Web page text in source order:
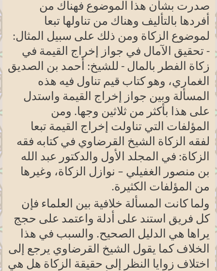
صدرت بشأن هذا الموضوع فهناك من
أفردها بالتأليف وهناك من تناولها تبعا
لموضوع الزكاة ومن ذلك على سبيل المثال:
- تحقيق الآمال في جواز إخراج القيمة في
زكاة الفطر بالمال - للشيخ: أحمد بن الصديق
الغماري، وهو كتاب قيم تناول فيه هذه
المسألة وبين جواز إخراج القيمة واستدل
على هذا بأكثر من ثلاثين وجها. ومن
المؤلفات التي تناولت إخراج القيمة تبعا
لفقه الزكاة الشيخ القرضاوي في كتابه فقه
الزكاة: في المجلد الأول والدكتور عبد الله
بن منصور الغفيلي – نوازل الزكاة، وغيرها
من المؤلفات الكثيرة.
ولما كانت المسألة خلافية بين العلماء فإن
كل فريق استند على أدلة واعتمد على حجج
يراها هي الدليل الصحيح. والسبب في هذا
الخلاف كما يقول الشيخ القرضاوي يرجع إلى
اختلاف زوايا النظر إلى حقيقة الزكاة هل هي